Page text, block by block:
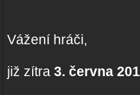
Vážení hráči,
již zítra 3. června